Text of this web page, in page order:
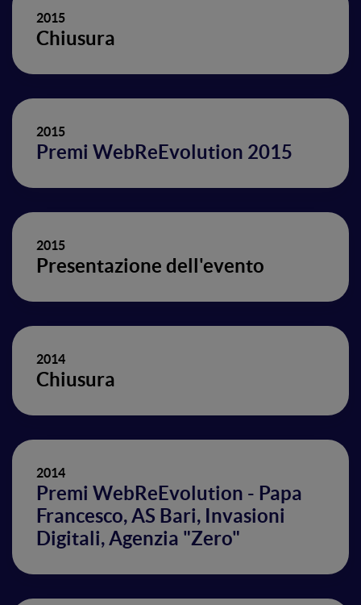
2015
Chiusura
2015
Premi WebReEvolution 2015
2015
Presentazione dell'evento
2014
Chiusura
2014
Premi WebReEvolution - Papa
Francesco, AS Bari, Invasioni
Digitali, Agenzia "Zero"